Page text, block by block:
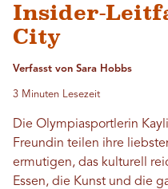
Insider-
City
Verfasst von Sara Hobbs
3 Minuten Lesezeit
Die Olympiasportlerin
Freundin teilen ihre
ermutigen, das kulturell
Essen, die Kunst und die